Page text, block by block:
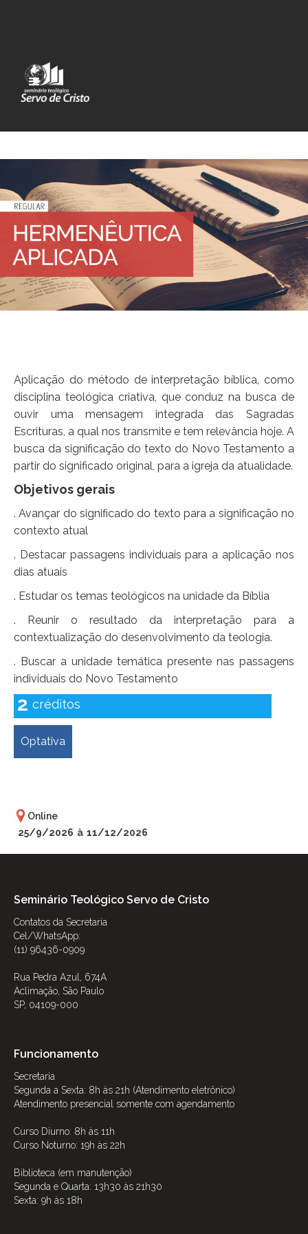
Aplicação do método de interpretação bíblica, como
disciplina teológica criativa, que conduz na busca de
ouvir uma mensagem integrada das Sagradas
Escrituras, a qual nos transmite e tem relevância hoje. A
busca da significação do texto do Novo Testamento a
partir do significado original, para a igreja da atualidade.
Objetivos gerais
. Avançar do significado do texto para a significação no
contexto atual
. Destacar passagens individuais para a aplicação nos
dias atuais
. Estudar os temas teológicos na unidade da Bíblia
. Reunir o resultado da interpretação para a
contextualização do desenvolvimento da teologia.
. Buscar a unidade temática presente nas passagens
individuais do Novo Testamento
2 créditos
Optativa
Online
25/9/2026 à 11/12/2026
Seminário Teológico Servo de Cristo
Contatos da Secretaria
Cel/WhatsApp:
(11) 96436-0909
Rua Pedra Azul, 674A
Aclimação, São Paulo
SP, 04109-000
Funcionamento
Secretaria
Segunda a Sexta: 8h às 21h (Atendimento eletrônico)
Atendimento presencial somente com agendamento
Curso Diurno: 8h às 11h
Curso Noturno: 19h às 22h
Biblioteca (em manutenção)
Segunda e Quarta: 13h30 às 21h30
Sexta: 9h às 18h